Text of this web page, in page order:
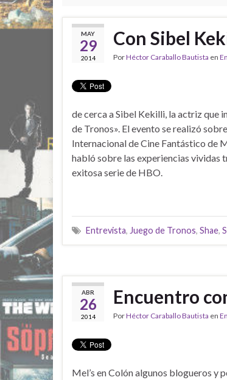
MAY
29
2014
Con Sibel
PorHéctor Caraballo Bautista en
de cerca a Sibel Kekilli, la actriz que
de Tronos». El evento se realizó
Internacional de Cine Fantástico de
habló sobre las experiencias vividas
exitosa serie de HBO.
Entrevista, Juego de Tronos, Shae,
ABR
26
2014
Encuentro
PorHéctor Caraballo Bautista en
Mel’s en Colón algunos blogueros y